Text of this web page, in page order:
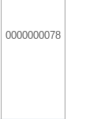
0000000078